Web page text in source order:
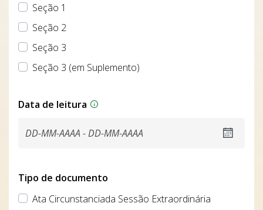
Seção 1
Seção 2
Seção 3
Seção 3 (em Suplemento)
Data de leitura
Tipo de documento
Ata Circunstanciada Sessão Extraordinária